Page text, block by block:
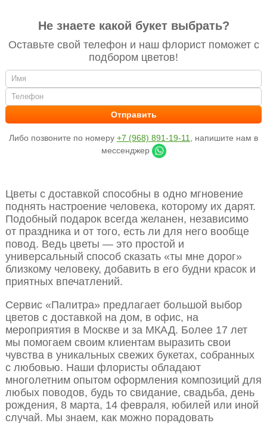
Не знаете какой букет выбрать?
Оставьте свой телефон и наш флорист поможет с
подбором цветов!
Либо позвоните по номеру +7 (968) 891-19-11
, напишите нам в
мессенджер
Цветы с доставкой способны в одно мгновение
поднять настроение человека, которому их дарят.
Подобный подарок всегда желанен, независимо
от праздника и от того, есть ли для него вообще
повод. Ведь цветы — это простой и
универсальный способ сказать «ты мне дорог»
близкому человеку, добавить в его будни красок и
приятных впечатлений.
Сервис «Палитра» предлагает большой выбор
цветов с доставкой на дом, в офис, на
мероприятия в Москве и за МКАД. Более 17 лет
мы помогаем своим клиентам выразить свои
чувства в уникальных свежих букетах, собранных
с любовью. Наши флористы обладают
многолетним опытом оформления композиций для
любых поводов, будь то свидание, свадьба, день
рождения, 8 марта, 14 февраля, юбилей или иной
случай. Мы знаем, как можно порадовать